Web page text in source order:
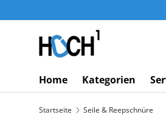
DIREKT ZUM INHALT
Home Kategorien
Startseite Seile & Reepschnüre